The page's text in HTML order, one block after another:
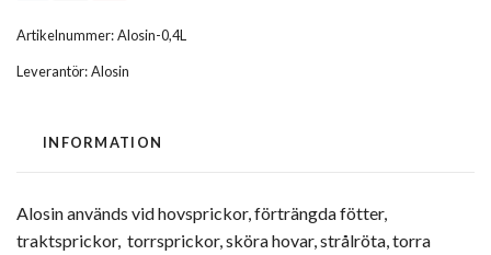
Artikelnummer:Alosin-0,4L
Leverantör:Alosin
INFORMATION
Alosin används vid hovsprickor, förträngda fötter,
traktsprickor, torrsprickor, sköra hovar, strålröta, torra